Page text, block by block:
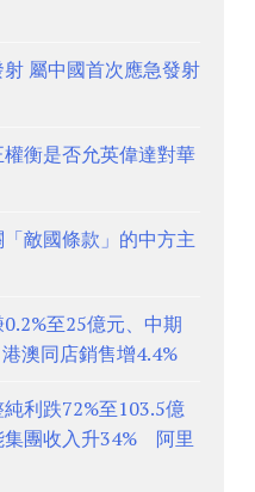
屬中國首次應急發射
衡是否允英偉達對華
敵國條款」的中方主
至25億元、中期
澳同店銷售增4.4%
利跌72%至103.5億
團收入升34% 阿里